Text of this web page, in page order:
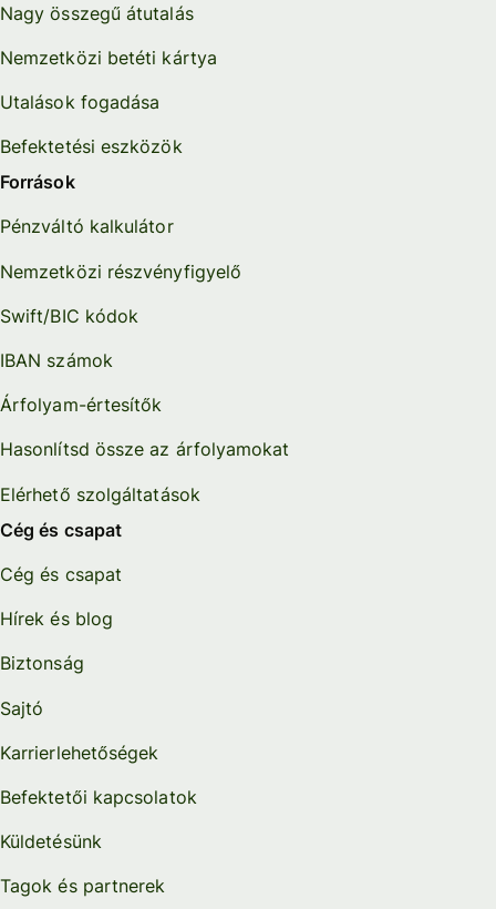
Nagy összegű átutalás
Nemzetközi betéti kártya
Utalások fogadása
Befektetési eszközök
Források
Pénzváltó kalkulátor
Nemzetközi részvényfigyelő
Swift/BIC kódok
IBAN számok
Árfolyam-értesítők
Hasonlítsd össze az árfolyamokat
Elérhető szolgáltatások
Cég és csapat
Cég és csapat
Hírek és blog
Biztonság
Sajtó
Karrierlehetőségek
Befektetői kapcsolatok
Küldetésünk
Tagok és partnerek